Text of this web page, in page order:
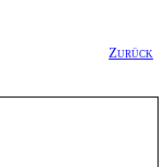
Zurück